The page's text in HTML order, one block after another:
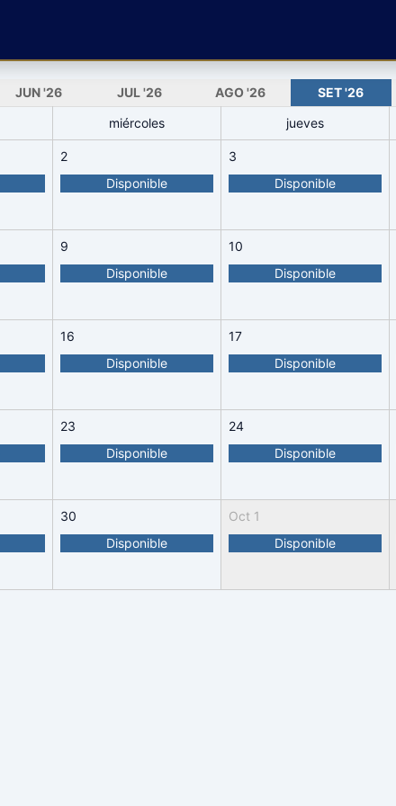
JUN'26 JUL'26 AGO '26 SET'26
miércoles jueves
2
Disponible
3
Disponible
9
Disponible
10
Disponible
16
Disponible
17
Disponible
23
Disponible
24
Disponible
30
Disponible
Oct 1
Disponible